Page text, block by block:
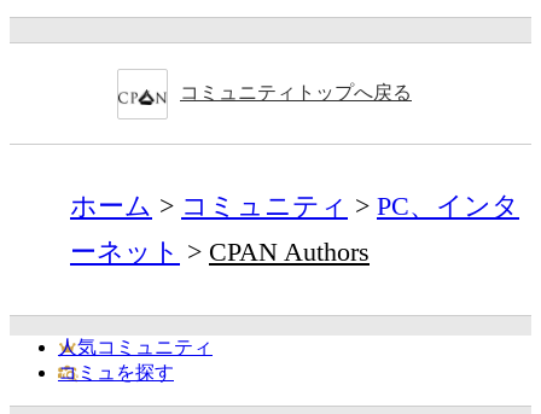
コミュニティトップへ戻る
ホーム コミュニティ
PC、インタ
ーネット
CPAN Authors
人気コミュニティ
コミュを探す